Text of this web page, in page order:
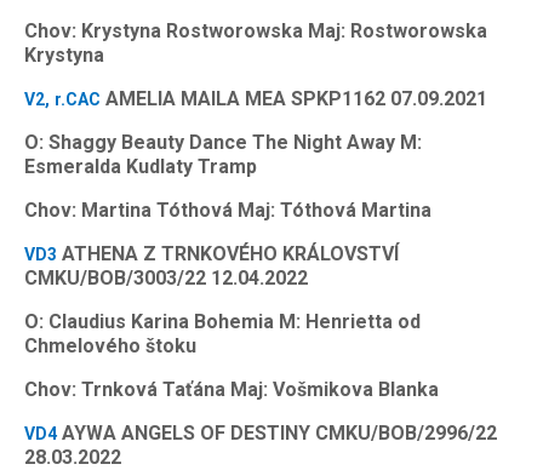
Chov: Krystyna Rostworowska Maj: Rostworowska
Krystyna
V2, r.CAC AMELIA MAILA MEA SPKP1162 07.09.2021
O: Shaggy Beauty Dance The Night Away M:
Esmeralda Kudlaty Tramp
Chov: Martina Tóthová Maj: Tóthová Martina
VD3 ATHENA Z TRNKOVÉHO KRÁLOVSTVÍ
CMKU/BOB/3003/22 12.04.2022
O: Claudius Karina Bohemia M: Henrietta od
Chmelového štoku
Chov: Trnková Taťána Maj: Vošmikova Blanka
VD4 AYWA ANGELS OF DESTINY CMKU/BOB/2996/22
28.03.2022